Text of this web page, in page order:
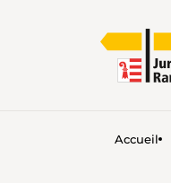
Accueil